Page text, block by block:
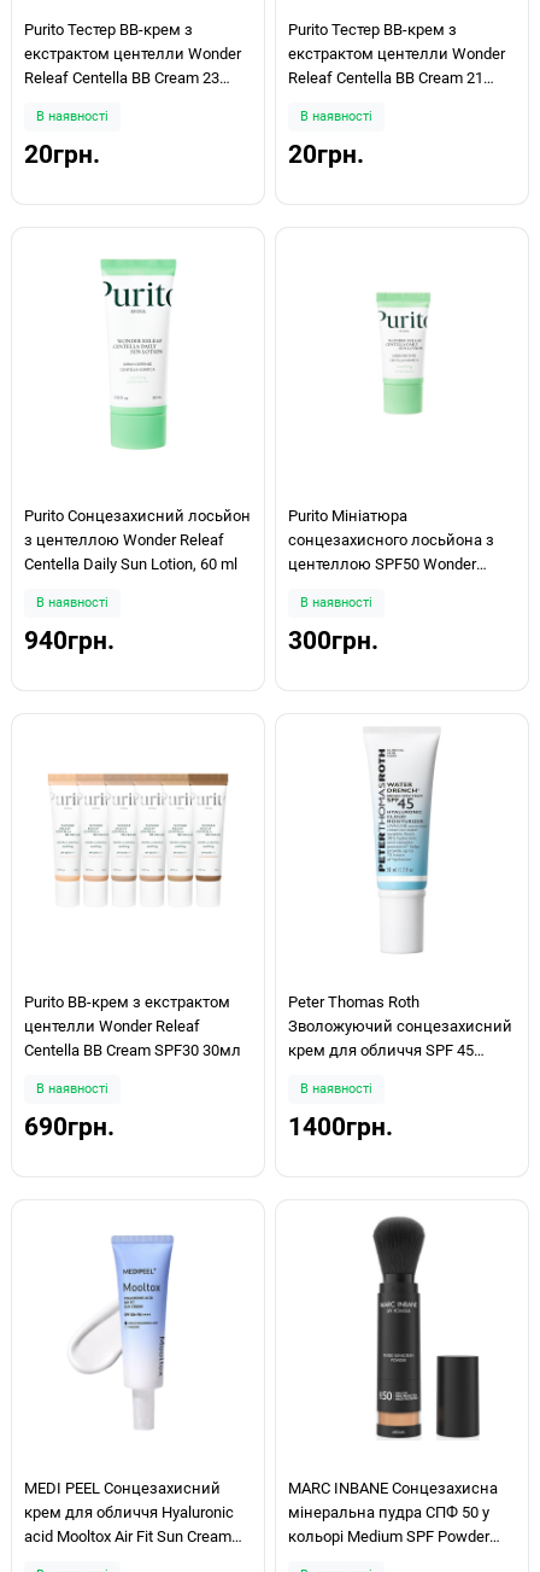
Purito Тестер BB-крем з
екстрактом центелли Wonder
Releaf Centella BB Cream 23
В наявності
20грн.
Purito Тестер BB-крем з
екстрактом центелли Wonder
Releaf Centella BB Cream 21
В наявності
20грн.
Purito Сонцезахисний лосьйон
з центеллою Wonder Releaf
Centella Daily Sun Lotion, 60 ml
В наявності
940грн.
Purito Мініатюра
сонцезахисного лосьйона з
центеллою SPF50 Wonder
15 ml
В наявності
300грн.
Purito BB-крем з екстрактом
центелли Wonder Releaf
Centella BB Cream SPF30 30мл
В наявності
690грн.
Peter Thomas Roth
Зволожуючий сонцезахисний
крем для обличчя SPF 45
SPF 45 Hyaluronic Cloud
Moisturizer 20мл
В наявності
1400грн.
MEDI PEEL Сонцезахисний
крем для обличчя Hyaluronic
acid Mooltox Air Fit Sun Cream
MARC INBANE Сонцезахисна
мінеральна пудра СПФ 50 у
кольорі Medium SPF Powder